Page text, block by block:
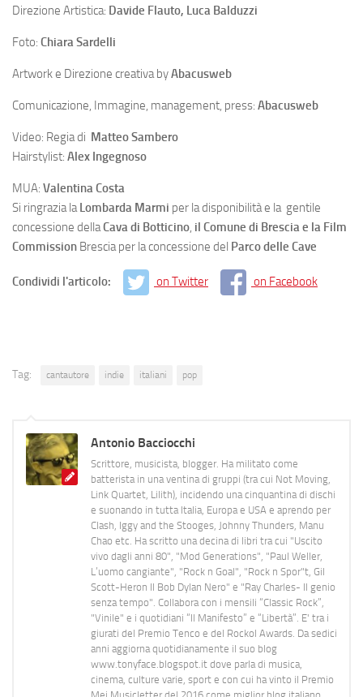
Direzione Artistica: Davide Flauto, Luca Balduzzi
Foto: Chiara Sardelli
Artwork e Direzione creativa byAbacusweb
Comunicazione, Immagine, management, press: Abacusweb
Video: Regia di Matteo Sambero
Hairstylist: Alex Ingegnoso
MUA: Valentina Costa
Si ringrazia laLombarda Marmi per la disponibilità e la gentile
concessione dellaCava di Botticino, il Comune di Brescia e la Film
Commission Brescia per la concessione del Parco delle Cave
Condividi l'articolo: on Twitter on Facebook
Tag: cantautore indie italiani pop
Antonio Bacciocchi
Scrittore, musicista, blogger. Ha militato come
batterista in una ventina di gruppi (tra cui Not Moving,
Link Quartet, Lilith), incidendo una cinquantina di dischi
e suonando in tutta Italia, Europa e USA e aprendo per
Clash, Iggy and the Stooges, Johnny Thunders, Manu
Chao etc. Ha scritto una decina di libri tra cui "Uscito
vivo dagli anni 80", "Mod Generations", "Paul Weller,
L’uomo cangiante", "Rock n Goal", "Rock n Spor"t, Gil
Scott-Heron Il Bob Dylan Nero" e "Ray Charles- Il genio
senza tempo". Collabora con i mensili “Classic Rock”,
"Vinile" e i quotidiani “Il Manifesto” e “Libertà”. E' tra i
giurati del Premio Tenco e del Rockol Awards. Da sedici
anni aggiorna quotidianamente il suo blog
www.tonyface.blogspot.it dove parla di musica,
cinema, culture varie, sport e con cui ha vinto il Premio